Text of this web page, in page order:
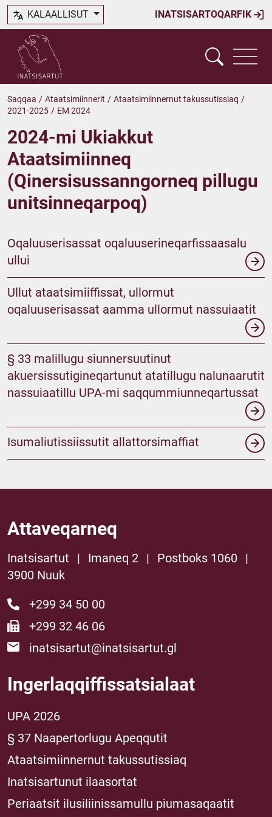
INATSISARTOQARFIK
KALAALLISUT
Saqqaa / Ataatsimiinnerit / Ataatsimiinnernut takussutissiaq /
2021-2025 / EM 2024
2024-mi Ukiakkut
Ataatsimiinneq
(Qinersisussanngorneq pillugu
unitsinneqarpoq)
Oqaluuserisassat oqaluuserineqarfissaasalu
ullui
Ullut ataatsimiiffissat, ullormut
oqaluuserisassat aamma ullormut nassuiaatit
§ 33 malillugu siunnersuutinut
akuersissutigineqartunut atatillugu nalunaarutit
nassuiaatillu UPA-mi saqqummiunneqartussat
Isumaliutissiissutit allattorsimaffiat
Attaveqarneq
Inatsisartut | Imaneq 2 | Postboks 1060
|
3900 Nuuk
+299 34 50 00
+299 32 46 06
inatsisartut@inatsisartut.gl
Ingerlaqqiffissatsialaat
UPA 2026
§ 37 Naapertorlugu Apeqqutit
Ataatsimiinnernut takussutissiaq
Inatsisartunut ilaasortat
Periaatsit ilusiliinissamullu piumasaqaatit